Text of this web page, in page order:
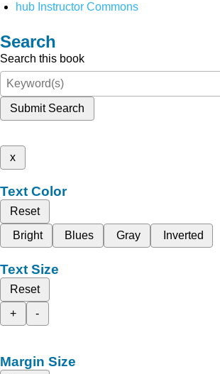
hub Instructor Commons
Search
Search this book
Submit Search
x
Text Color
Reset
Bright
Blues Gray Inverted
Text Size
Reset
+
-
Margin Size